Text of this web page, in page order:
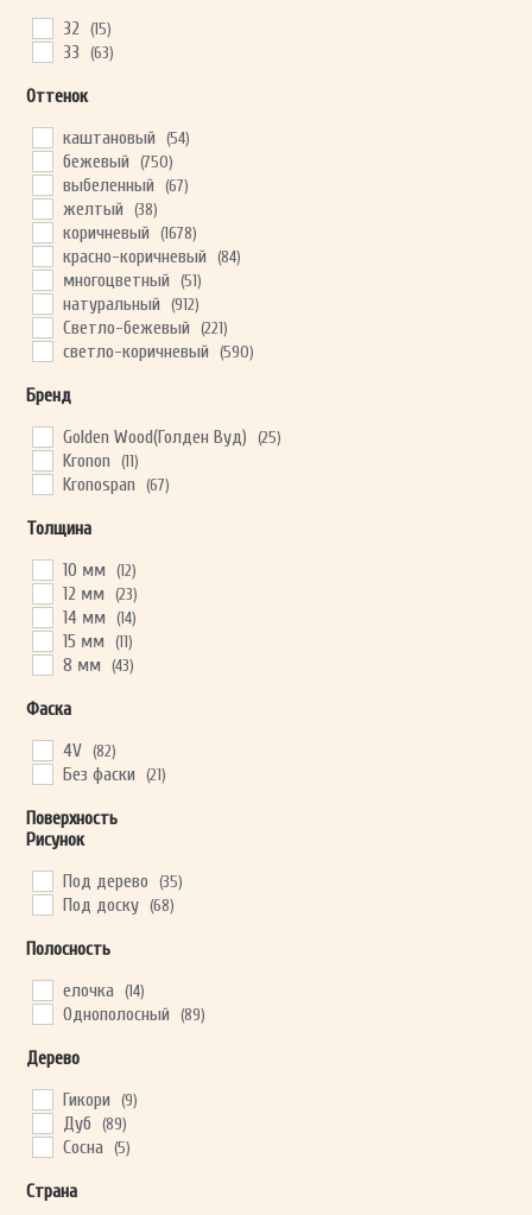
Ваши данные не будут переданы третьим лицам
32
(15)
33 (63)
Оттенок
каштановый
(54)
бежевый (750)
выбеленный (67)
желтый (38)
коричневый (1678)
красно-коричневый (84)
многоцветный (51)
натуральный (912)
Светло-бежевый (221)
светло-коричневый (590)
светлый
серо-коричневый (259)
серый (507)
состаренный (5)
тёмно-серый
тёмный (56)
Бренд
Golden Wood(Голден Вуд)
(25)
Kronon (11)
Kronospan (67)
Толщина
10 мм
(12)
12 мм (23)
14 мм (14)
15 мм (11)
8 мм (43)
Фаска
4V (82)
Без фаски (21)
Поверхность
Рисунок
Под дерево
(35)
Под доску (68)
Полосность
елочка
(14)
Однополосный (89)
Дерево
Гикори
(9)
Дуб (89)
Сосна (5)
Страна